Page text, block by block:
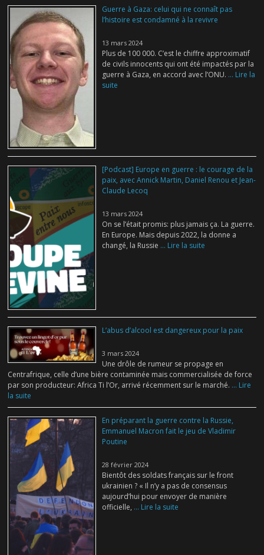
Guerre à Gaza: celui qui ne connaît pas
l’histoire est condamné à la revivre
13 mars 2024
Plus de 100 000. C’est le chiffre approximatif
de civils innocents qui ont été impactés par la
guerre à Gaza, en accord avec l’ONU. ... Lire la
suite
[Podcast] Europe en guerre : le courage de la
paix, avec Annick Martin, Daniel Renou et Jean-
Claude Lecoq
13 mars 2024
On se l’était promis: plus jamais ça. La guerre.
En Europe. Mais depuis 2022, la donne a
changé, la Russie ... Lire la suite
L’abus d’alcool est dangereux pour la paix
3 mars 2024
Une drôle de rumeur se propage en
Centrafrique, celle d’une bière contaminée mais commercialisée de force
par son producteur: Africa Ti l’Or, arrivé récemment sur le marché. ... Lire
la suite
En préparant la guerre contre la Russie,
Emmanuel Macron fait le jeu de Vladimir
Poutine
28 février 2024
Bientôt des soldats français sur le front
ukrainien ? « Il n’y a pas de consensus
aujourd’hui pour envoyer de manière
officielle, ... Lire la suite